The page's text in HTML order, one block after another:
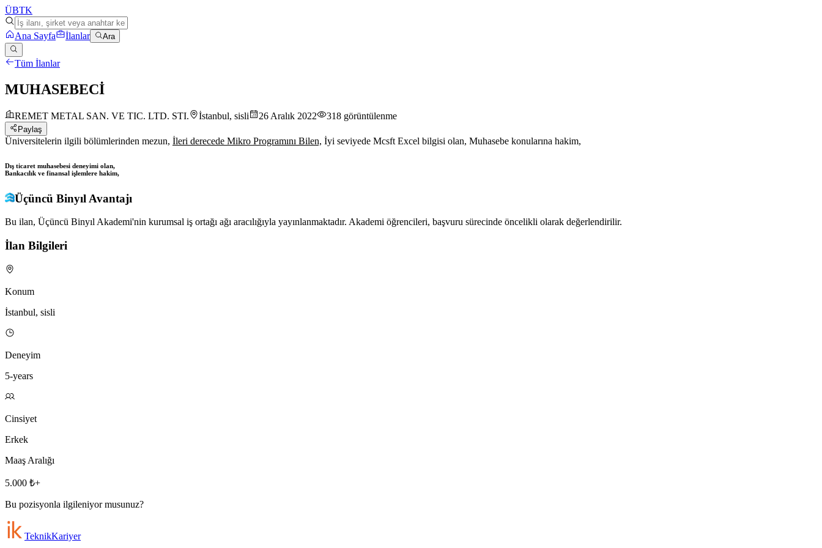
ÜBTK
Ana Sayfa İlanlar Ara
Tüm İlanlar
MUHASEBECİ
REMET METAL SAN. VE TIC. LTD. STI. İstanbul, sisli 26 Aralık 2022 318 görüntülenme
Paylaş
Üniversitelerin ilgili bölümlerinden mezun, İleri derecede Mikro Programını Bilen, İyi seviyede Mcsft Excel bilgisi olan, Muhasebe konularına hakim,
Dış ticaret muhasebesi deneyimi olan,
Bankacılık ve finansal işlemlere hakim,
Üçüncü Binyıl Avantajı
Bu ilan, Üçüncü Binyıl Akademi'nin kurumsal iş ortağı ağı aracılığıyla yayınlanmaktadır. Akademi öğrencileri, başvuru sürecinde öncelikli olarak değerlendirilir.
İlan Bilgileri
Konum
İstanbul, sisli
Deneyim
5-years
Cinsiyet
Erkek
Maaş Aralığı
5.000 ₺+
Bu pozisyonla ilgileniyor musunuz?
TeknikKariyer